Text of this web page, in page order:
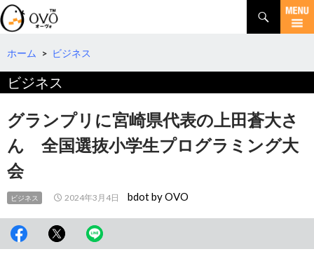
検
索
コ
テ
へ
動
ホーム > ビジネス
ビジネス
グランプリに宮崎県代表の上田蒼大さ
ん 全国選抜小学生プログラミング大
会
ビジネス 2024年3月4日 bdot by OVO